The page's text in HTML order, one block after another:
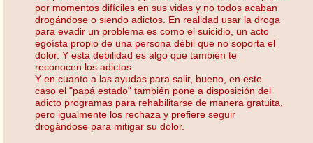
por momentos difíciles en sus vidas y no todos acaban
drogándose o siendo adictos. En realidad usar la droga
para evadir un problema es como el suicidio, un acto
egoísta propio de una persona débil que no soporta el
dolor. Y esta debilidad es algo que también te
reconocen los adictos.
Y en cuanto a las ayudas para salir, bueno, en este
caso el "papá estado" también pone a disposición del
adicto programas para rehabilitarse de manera gratuita,
pero igualmente los rechaza y prefiere seguir
drogándose para mitigar su dolor.